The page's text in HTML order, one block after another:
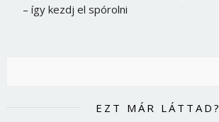
– így kezdj el spórolni
EZT MÁR LÁTTAD?